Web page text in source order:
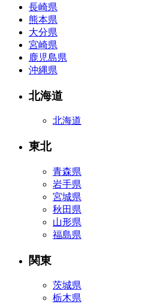
長崎県
熊本県
大分県
宮崎県
鹿児島県
沖縄県
北海道
北海道
東北
青森県
岩手県
宮城県
秋田県
山形県
福島県
関東
茨城県
栃木県